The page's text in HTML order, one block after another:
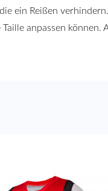
ein Reißen
anpassen